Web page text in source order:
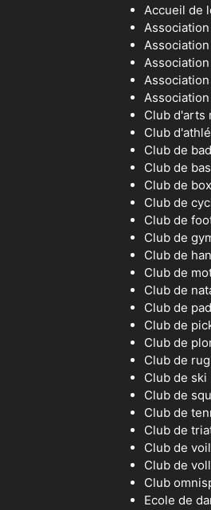
Accueil de
Association
Club d'arts
Club
Club de
Club de
Club de
Club de
Club de
Club de
Club de
Club de
Club de
Club de
Club de
Club de
Club de
Club de ski
Club de
Club de
Club de
Club de
Club de
Club
Ecole de